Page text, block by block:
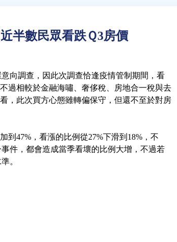
半數民眾看跌Ｑ3房價
向調查，因此次調查恰逢疫情管制期間，看
過相較於金融海嘯、奢侈稅、房地合一稅與去
，此次買方心態雖轉偏保守，但還不至於對房
到47%，看漲的比例從27%下滑到18%，不
件，都會造成當季看壞的比例大增，不過若
。